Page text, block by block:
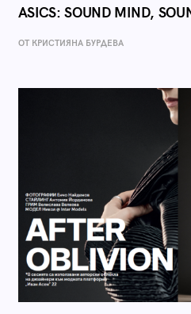
ASICS: SOUND MIND,
ОТ КРИСТИЯНА БУРДЕВА